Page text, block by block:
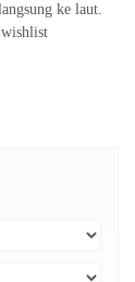
ke laut.
wishlist